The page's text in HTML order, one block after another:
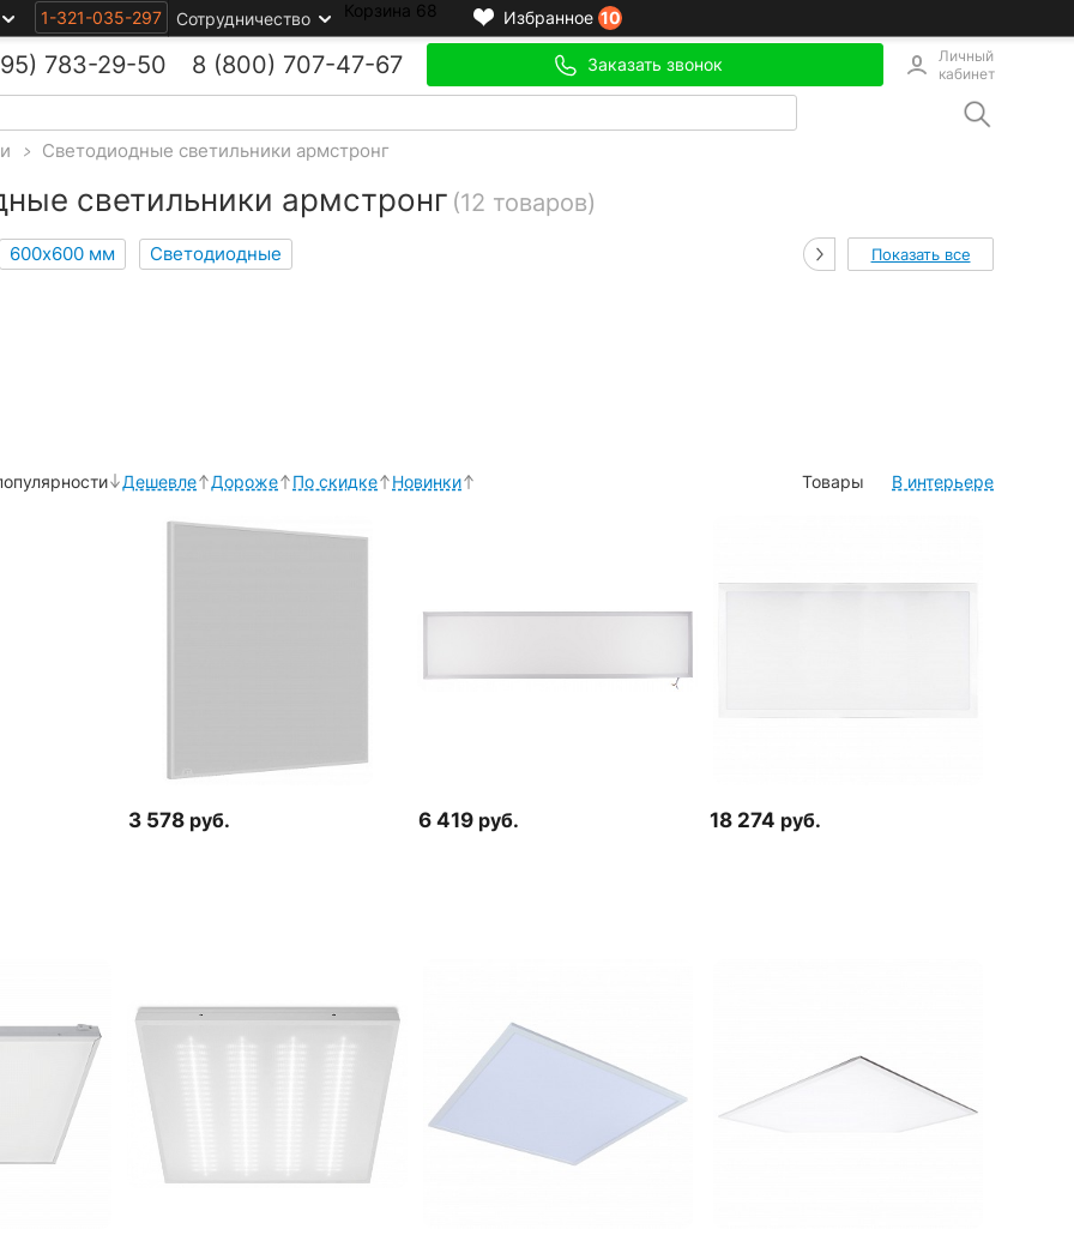
1-321-035-297 Сотрудничество Избранное 10
Корзина 68
783-29-50 8 (800) 707-47-67 Заказать звонок
Личный
кабинет
> Светодиодные светильники армстронг
светильники армстронг (12 товаров)
600х600 мм Светодиодные Показать все
Дешевле Дороже По скидке Новинки Товары В интерьере
3 578 руб. 6 419 руб. 18 274 руб.